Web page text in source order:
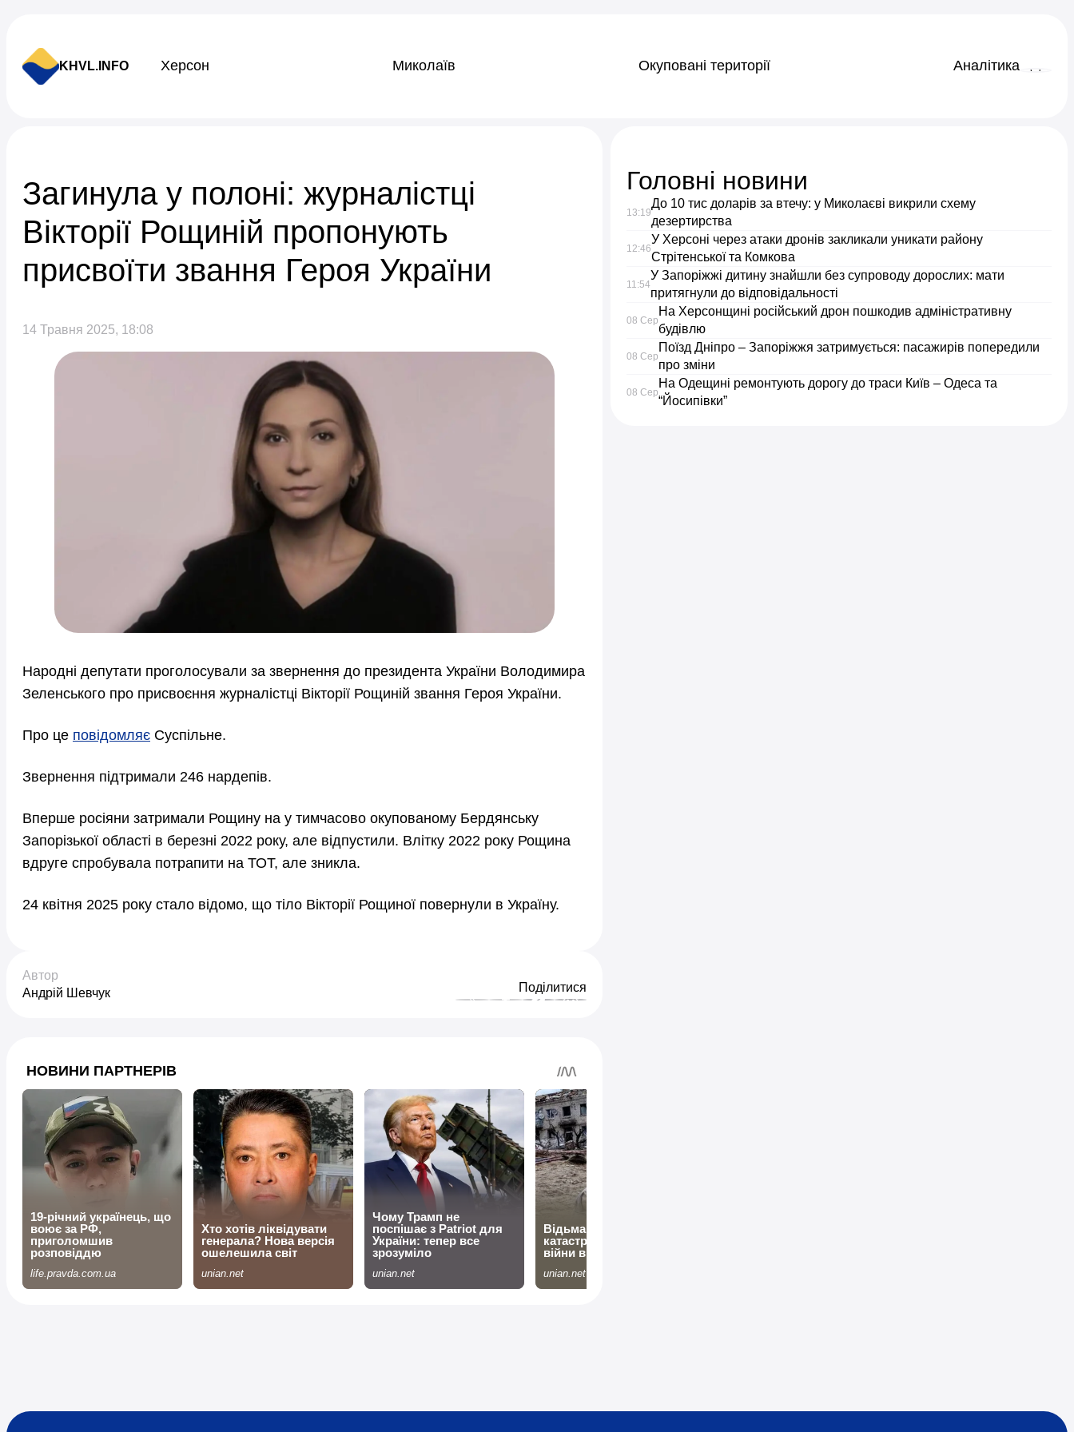
KHVL.INFO Херсон Миколаїв Окуповані території Аналітика
Загинула у полоні: журналістці
Вікторії Рощиній пропонують
присвоїти звання Героя України
14 Травня 2025, 18:08
Народні депутати проголосували за звернення до президента України Володимира
Зеленського про присвоєння журналістці Вікторії Рощиній звання Героя України.
Про це повідомляє Суспільне.
Звернення підтримали 246 нардепів.
Вперше росіяни затримали Рощину на у тимчасово окупованому Бердянську
Запорізької області в березні 2022 року, але відпустили. Влітку 2022 року Рощина
вдруге спробувала потрапити на ТОТ, але зникла.
24 квітня 2025 року стало відомо, що тіло Вікторії Рощиної повернули в Україну.
Автор
Андрій Шевчук
Поділитися
Головні новини
13:19
До 10 тис доларів за втечу: у Миколаєві викрили схему
дезертирства
12:46
У Херсоні через атаки дронів закликали уникати району
Стрітенської та Комкова
11:54
У Запоріжжі дитину знайшли без супроводу дорослих: мати
притягнули до відповідальності
08 Сер
На Херсонщині російський дрон пошкодив адміністративну
будівлю
08 Сер
Поїзд Дніпро – Запоріжжя затримується: пасажирів попередили
про зміни
08 Сер
На Одещині ремонтують дорогу до траси Київ – Одеса та
“Йосипівки”